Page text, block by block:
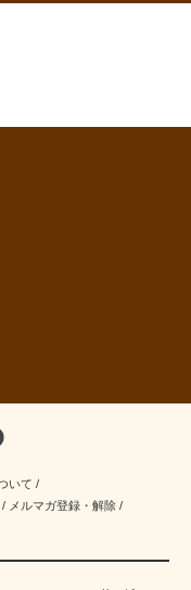
いて /
/ メルマガ登録・解除 /